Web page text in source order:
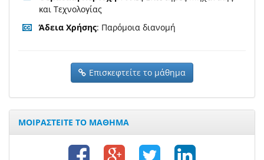
και Τεχνολογίας
Άδεια Χρήσης: Παρόμοια διανομή
Επισκεφτείτε το μάθημα
ΜΟΙΡΑΣΤΕΙΤΕ ΤΟ ΜΑΘΗΜΑ